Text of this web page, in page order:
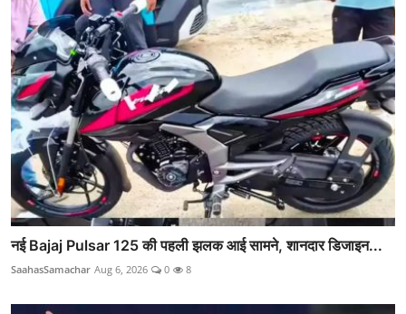
नई Bajaj Pulsar 125 की पहली झलक आई सामने, शानदार डिजाइन...
SaahasSamachar Aug 6, 2026 0 8